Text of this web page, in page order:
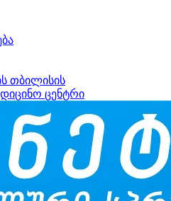
თბილისის
ცენტრი